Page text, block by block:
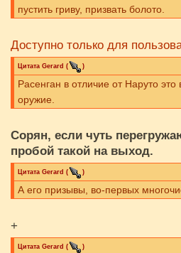
пустить гриву, призвать болото.
Доступно только для
Цитата Gerard ( )
Расенган в отличие от Наруто
оружие.
Сорян, если чуть
пробой такой на выход.
Цитата Gerard ( )
А его призывы, во-первых
+
Цитата Gerard ( )